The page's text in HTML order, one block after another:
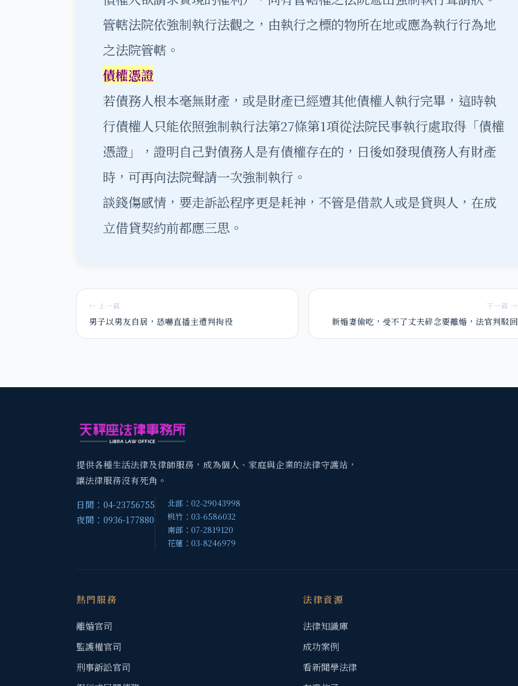
管轄法院依強制執行法觀之，由執行之標的物所在地或應為執行行為地
之法院管轄。
債權憑證
若債務人根本毫無財產，或是財產已經遭其他債權人執行完畢，這時執
行債權人只能依照強制執行法第27條第1項從法院民事執行處取得「債權
憑證」，證明自己對債務人是有債權存在的，日後如發現債務人有財產
時，可再向法院聲請一次強制執行。
談錢傷感情，要走訴訟程序更是耗神，不管是借款人或是貸與人，在成
立借貸契約前都應三思。
← 上一篇
男子以男友自居，恐嚇直播主遭判拘役
下一篇 →
新婚妻偷吃，受不了丈夫碎念要離婚，法官判駁回
提供各種生活法律及律師服務，成為個人、家庭與企業的法律守護站，
讓法律服務沒有死角。
日間：04-23756755
夜間：0936-177880
北部：02-29043998
桃竹：03-6586032
南部：07-2819120
花蓮：03-8246979
熱門服務
離婚官司
監護權官司
刑事訴訟官司
法律資源
法律知識庫
成功案例
看新聞學法律